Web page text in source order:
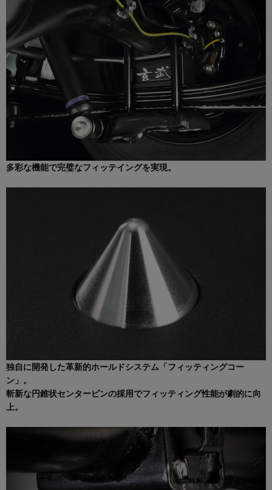
多彩な機能で完璧なフィッテイングを実現。
独自に開発した革新的ホールドシステム「フィッティングコー
ン」。
斬新な円錐状センターピンの採用でフィッティング性能が劇的に向
上。